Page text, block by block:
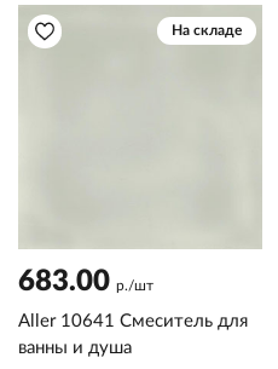
На складе
683.00 р./шт
Aller 10641 Смеситель для
ванны и душа